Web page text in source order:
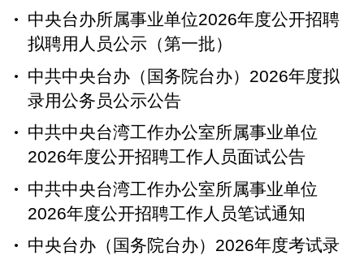
中央台办所属事业单位2026年度公开招聘
拟聘用人员公示（第一批）
中共中央台办（国务院台办）2026年度拟
录用公务员公示公告
中共中央台湾工作办公室所属事业单位
2026年度公开招聘工作人员面试公告
中共中央台湾工作办公室所属事业单位
2026年度公开招聘工作人员笔试通知
中央台办（国务院台办）2026年度考试录